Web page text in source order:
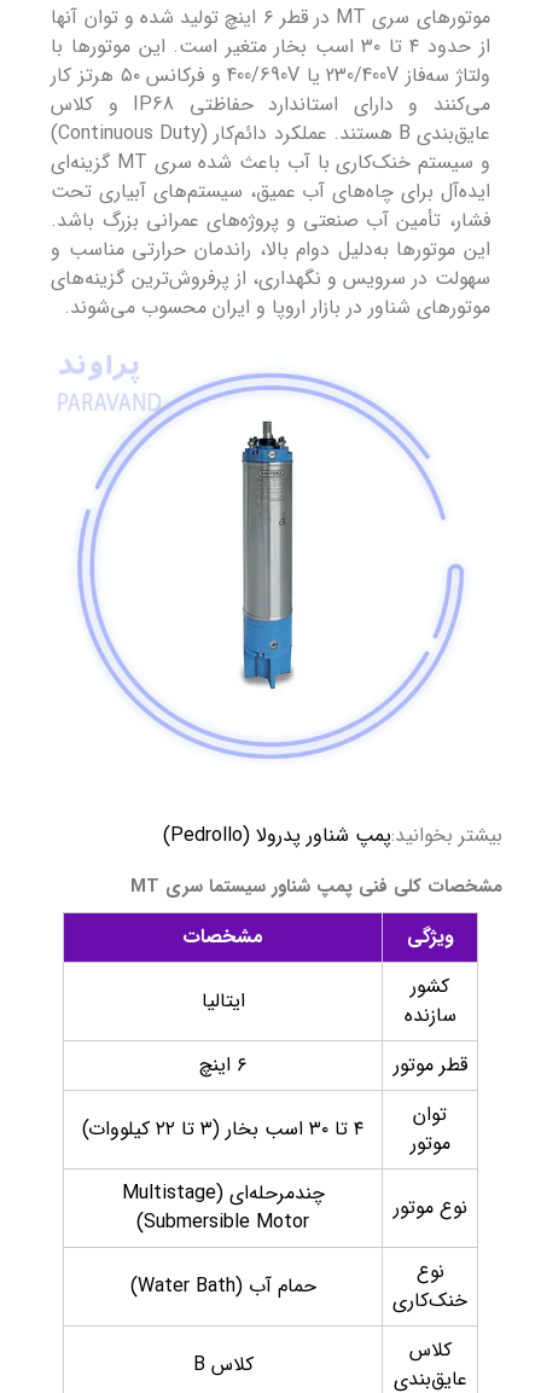
موتورهای سری MT در قطر ۶ اینچ تولید شده و توان آنها
از حدود ۴ تا ۳۰ اسب بخار متغیر است. این موتورها با
ولتاژ سه‌فاز 230/400V یا 400/690V و فرکانس ۵۰ هرتز کار
می‌کنند و دارای استاندارد حفاظتی IP68 و کلاس
عایق‌بندی B هستند. عملکرد دائم‌کار (Continuous Duty)
و سیستم خنک‌کاری با آب باعث شده سری MT گزینه‌ای
ایده‌آل برای چاه‌های آب عمیق، سیستم‌های آبیاری تحت
فشار، تأمین آب صنعتی و پروژه‌های عمرانی بزرگ باشد.
این موتورها به‌دلیل دوام بالا، راندمان حرارتی مناسب و
سهولت در سرویس‌ و نگهداری، از پرفروش‌ترین گزینه‌های
موتورهای شناور در بازار اروپا و ایران محسوب می‌شوند.
بیشتر بخوانید:پمپ شناور پدرولا (Pedrollo)
مشخصات کلی فنی پمپ شناور سیستما سری MT
ویژگی
مشخصات
کشور
سازنده
ایتالیا
قطر موتور
۶ اینچ
توان
موتور
۴ تا ۳۰ اسب بخار (۳ تا ۲۲ کیلووات)
نوع موتور
چندمرحله‌ای (Multistage
Submersible Motor)
نوع
خنک‌کاری
حمام آب (Water Bath)
کلاس
عایق‌بندی
کلاس B